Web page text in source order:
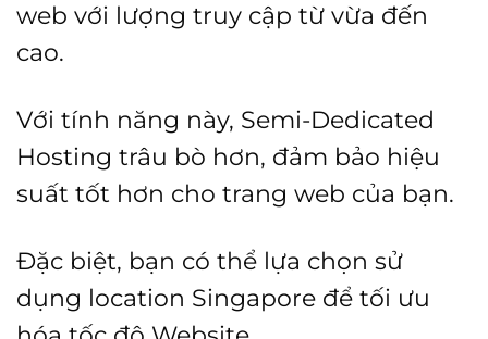
web với lượng truy cập từ vừa đến
cao.
Với tính năng này, Semi-Dedicated
Hosting trâu bò hơn, đảm bảo hiệu
suất tốt hơn cho trang web của bạn.
Đặc biệt, bạn có thể lựa chọn sử
dụng location Singapore để tối ưu